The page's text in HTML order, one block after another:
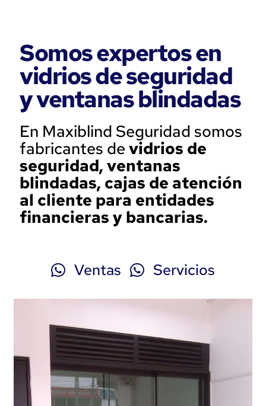
Somos expertos en
vidrios de seguridad
y ventanas blindadas
En Maxiblind Seguridad somos
fabricantes devidrios de
seguridad, ventanas
blindadas, cajas de atención
al cliente para entidades
financieras y bancarias.
Ventas Servicios